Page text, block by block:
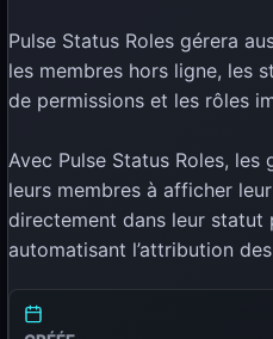
Pulse Status Roles gérera
les membres hors ligne, les
de permissions et les rôles
Avec Pulse Status Roles,
leurs membres à afficher
directement dans leur statut
automatisant l’attribution